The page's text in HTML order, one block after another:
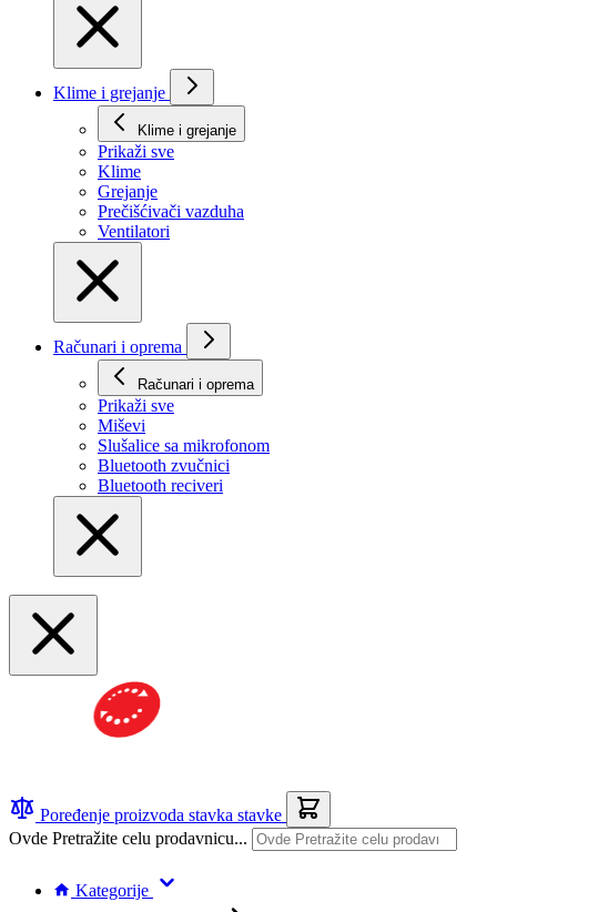
Klime i grejanje
Klime i grejanje
Prikaži svе
Klime
Grejanje
Prečišćivači vazduha
Ventilatori
Računari i oprema
Računari i oprema
Prikaži svе
Miševi
Slušalice sa mikrofonom
Bluetooth zvučnici
Bluetooth reciveri
Poređenje proizvoda stavka stavke
Ovde Pretražite celu prodavnicu...
Kategorije